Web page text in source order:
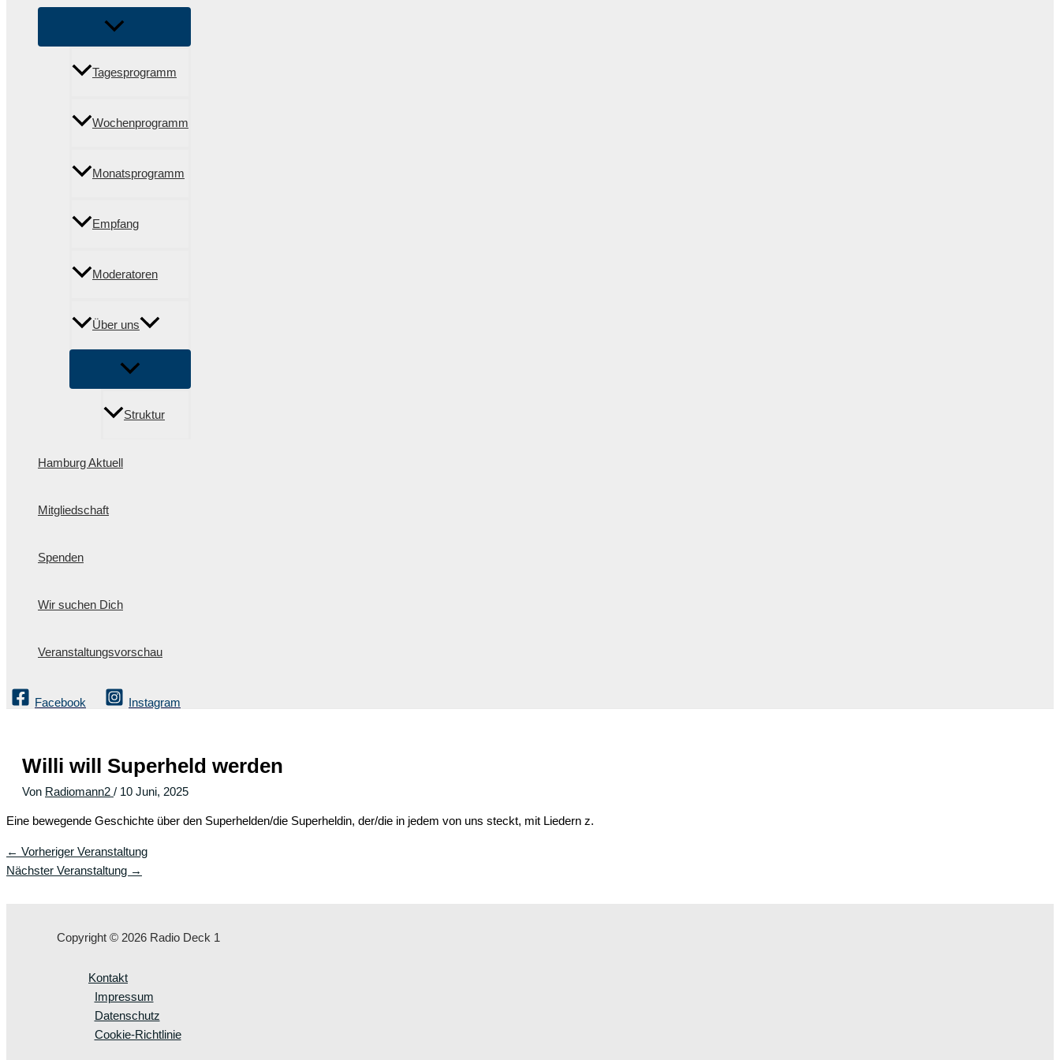
Tagesprogramm
Wochenprogramm
Monatsprogramm
Empfang
Moderatoren
Über uns
Struktur
Hamburg Aktuell
Mitgliedschaft
Spenden
Wir suchen Dich
Veranstaltungsvorschau
Facebook Instagram
Willi will Superheld werden
Von Radiomann2 / 10 Juni, 2025
Eine bewegende Geschichte über den Superhelden/die Superheldin, der/die in jedem von uns steckt, mit Liedern z.
← Vorheriger Veranstaltung
Nächster Veranstaltung →
Copyright © 2026 Radio Deck 1
Kontakt
Impressum
Datenschutz
Cookie-Richtlinie